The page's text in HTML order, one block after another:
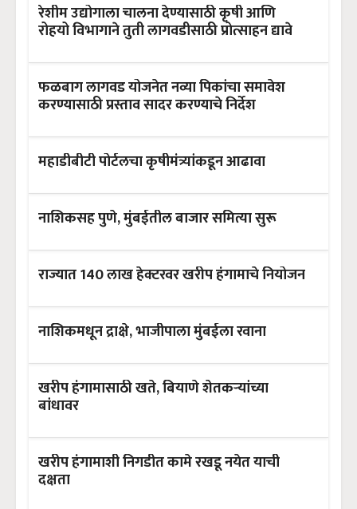
रेशीम उद्योगाला चालना देण्यासाठी कृषी आणि
रोहयो विभागाने तुती लागवडीसाठी प्रोत्साहन द्यावे
फळबाग लागवड योजनेत नव्या पिकांचा समावेश
करण्यासाठी प्रस्ताव सादर करण्याचे निर्देश
महाडीबीटी पोर्टलचा कृषीमंत्र्यांकडून आढावा
नाशिकसह पुणे, मुंबईतील बाजार समित्या सुरू
राज्यात 140 लाख हेक्टरवर खरीप हंगामाचे नियोजन
नाशिकमधून द्राक्षे, भाजीपाला मुंबईला रवाना
खरीप हंगामासाठी खते, बियाणे शेतकऱ्यांच्या
बांधावर
खरीप हंगामाशी निगडीत कामे रखडू नयेत याची
दक्षता